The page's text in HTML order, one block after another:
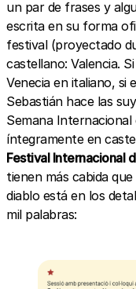
un par de frases y
escrita en su forma
festival (proyectado
castellano: Valencia.
Venecia en italiano, si
Sebastián hace las
Semana Internacional
íntegramente en
Festival Internacional
tienen más cabida
diablo está en los
mil palabras: